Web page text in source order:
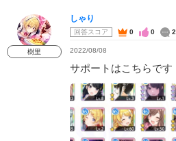
樹里
しゃり
回答スコア 0 0 2
2022/08/08
サポートはこちらです